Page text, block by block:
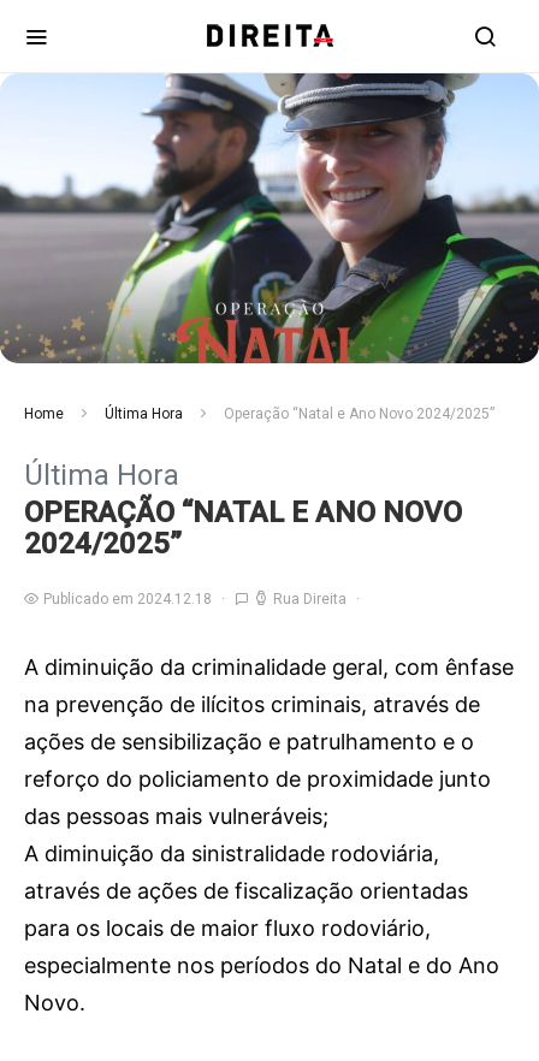
Home Última Hora Operação “Natal e Ano Novo 2024/2025”
Última Hora
OPERAÇÃO “NATAL E ANO NOVO
2024/2025”
Publicado em 2024.12.18 Rua Direita
A diminuição da criminalidade geral, com ênfase
na prevenção de ilícitos criminais, através de
ações de sensibilização e patrulhamento e o
reforço do policiamento de proximidade junto
das pessoas mais vulneráveis;
A diminuição da sinistralidade rodoviária,
através de ações de fiscalização orientadas
para os locais de maior fluxo rodoviário,
especialmente nos períodos do Natal e do Ano
Novo.